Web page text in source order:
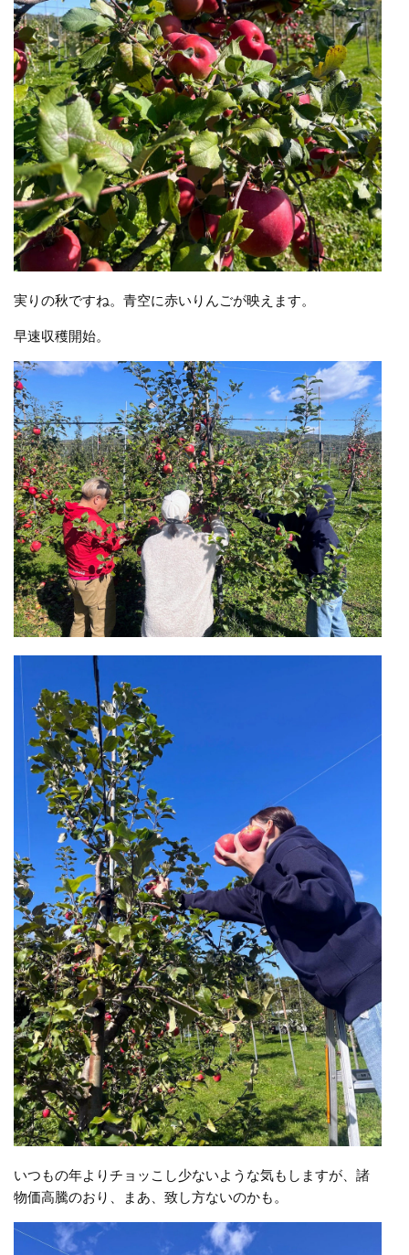
実りの秋ですね。青空に赤いりんごが映えます。
早速収穫開始。
いつもの年よりチョッこし少ないような気もしますが、諸
物価高騰のおり、まあ、致し方ないのかも。